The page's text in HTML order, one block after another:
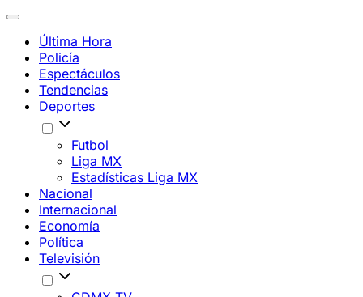
Última Hora
Policía
Espectáculos
Tendencias
Deportes
Futbol
Liga MX
Estadísticas Liga MX
Nacional
Internacional
Economía
Política
Televisión